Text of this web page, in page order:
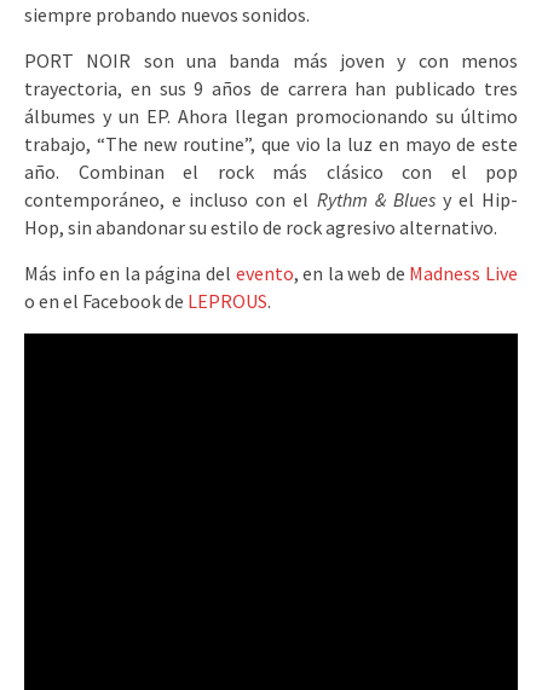
siempre probando nuevos sonidos.
PORT NOIR son una banda más joven y con menos
trayectoria, en sus 9 años de carrera han publicado tres
álbumes y un EP. Ahora llegan promocionando su último
trabajo, “The new routine”, que vio la luz en mayo de este
año. Combinan el rock más clásico con el pop
contemporáneo, e incluso con el Rythm & Bluesy el Hip-
Hop, sin abandonar su estilo de rock agresivo alternativo.
Más info en la página del evento, en la web de Madness Live
o en el Facebook de LEPROUS.